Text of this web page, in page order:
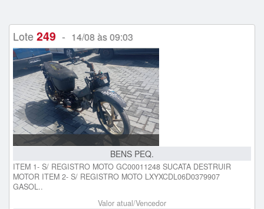
Lote 249 - 14/08 às 09:03
BENS PEQ.
ITEM 1- S/ REGISTRO MOTO GC00011248 SUCATA DESTRUIR
MOTOR ITEM 2- S/ REGISTRO MOTO LXYXCDL06D0379907
GASOL..
Valor atual/Vencedor